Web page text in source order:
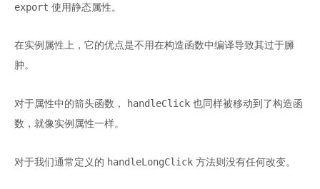
export 使用静态属性。
在实例属性上，它的优点是不用在构造函数中编译导致其过于臃
肿。
对于属性中的箭头函数， handleClick 也同样被移动到了构造函
数，就像实例属性一样。
对于我们通常定义的 handleLongClick 方法则没有任何改变。